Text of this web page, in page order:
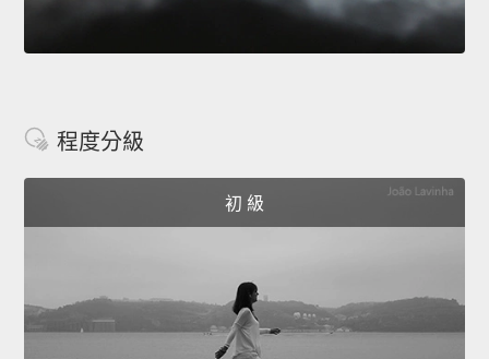
程度分級
初 級